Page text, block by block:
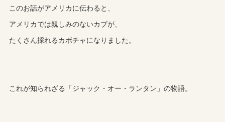
このお話がアメリカに伝わると、
アメリカでは親しみのないカブが、
たくさん採れるカボチャになりました。
これが知られざる「ジャック・オー・ランタン」の物語。